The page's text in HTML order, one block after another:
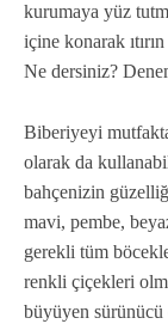
kurumaya yüz
içine konarak
Ne dersiniz?
Biberiyeyi
olarak da
bahçenizin
mavi, pembe,
gerekli tüm
renkli çiçekleri
büyüyen sürünücü